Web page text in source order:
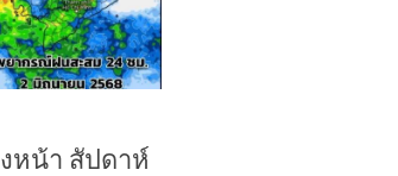
หน้า สัปดาห์